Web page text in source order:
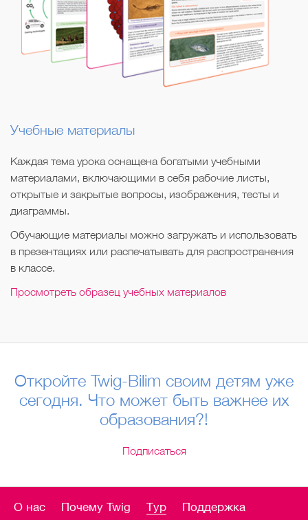
Учебные материалы
Каждая тема урока оснащена богатыми учебными
материалами, включающими в себя рабочие листы,
открытые и закрытые вопросы, изображения, тесты и
диаграммы.
Обучающие материалы можно загружать и использовать
в презентациях или распечатывать для распространения
в классе.
Просмотреть образец учебных материалов
Откройте Twig-Bilim своим детям уже
сегодня. Что может быть важнее их
образования?!
Подписаться
О нас Почему Twig Тур Поддержка